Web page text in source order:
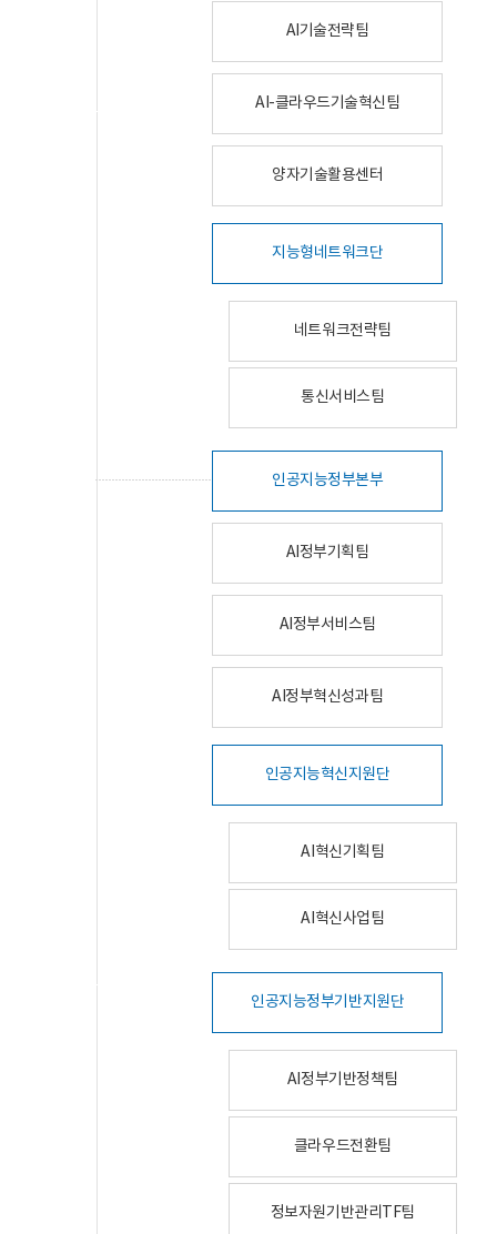
AI기술전략팀
AI-클라우드기술혁신팀
양자기술활용센터
지능형네트워크단
네트워크전략팀
통신서비스팀
인공지능정부본부
AI정부기획팀
AI정부서비스팀
AI정부혁신성과팀
인공지능혁신지원단
AI혁신기획팀
AI혁신사업팀
인공지능정부기반지원단
AI정부기반정책팀
클라우드전환팀
정보자원기반관리TF팀